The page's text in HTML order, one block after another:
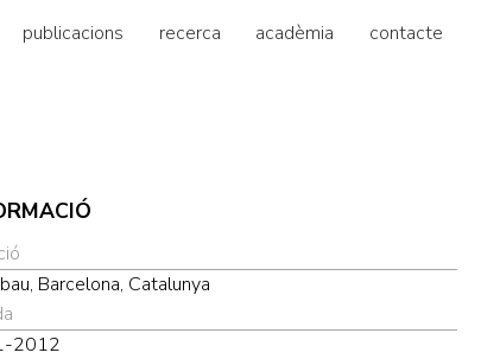
publicacions recerca acadèmia contacte
Barcelona, Catalunya
2012